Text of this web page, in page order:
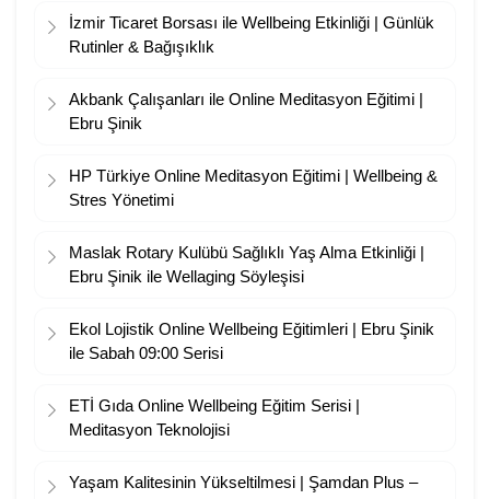
İzmir Ticaret Borsası ile Wellbeing Etkinliği | Günlük
Rutinler & Bağışıklık
Akbank Çalışanları ile Online Meditasyon Eğitimi |
Ebru Şinik
HP Türkiye Online Meditasyon Eğitimi | Wellbeing &
Stres Yönetimi
Maslak Rotary Kulübü Sağlıklı Yaş Alma Etkinliği |
Ebru Şinik ile Wellaging Söyleşisi
Ekol Lojistik Online Wellbeing Eğitimleri | Ebru Şinik
ile Sabah 09:00 Serisi
ETİ Gıda Online Wellbeing Eğitim Serisi |
Meditasyon Teknolojisi
Yaşam Kalitesinin Yükseltilmesi | Şamdan Plus –